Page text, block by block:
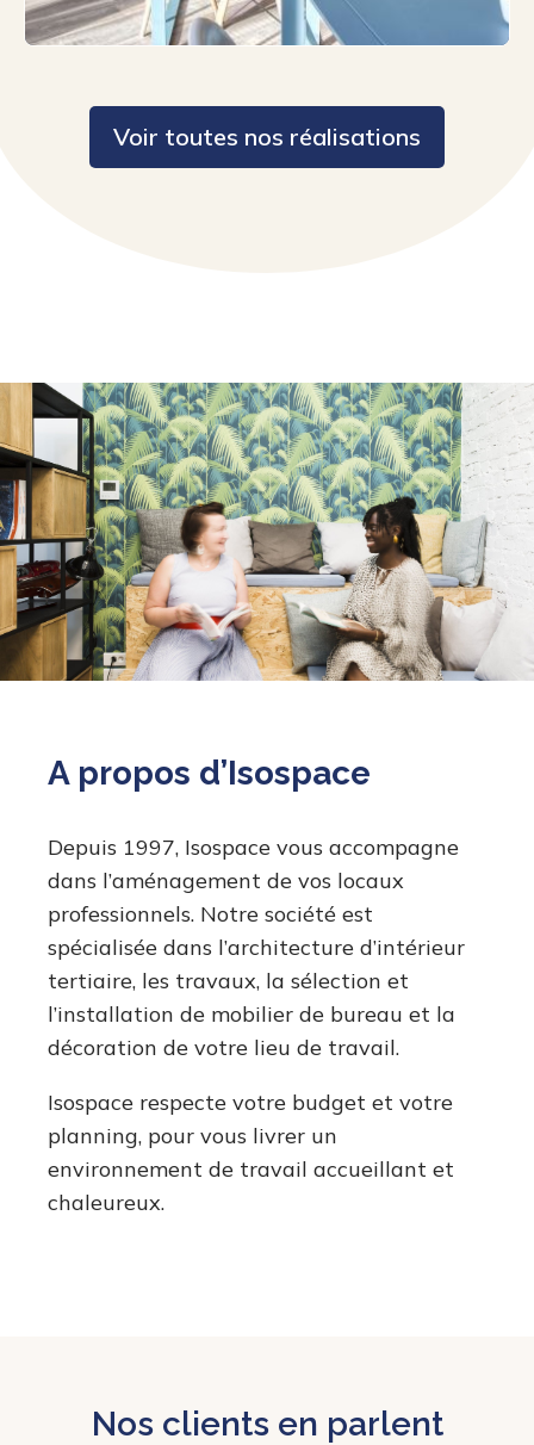
Voir toutes nos réalisations
A propos d’Isospace
Depuis 1997, Isospace vous accompagne
dans l’aménagement de vos locaux
professionnels. Notre société est
spécialisée dans l’architecture d’intérieur
tertiaire, les travaux, la sélection et
l’installation de mobilier de bureau et la
décoration de votre lieu de travail.
Isospace respecte votre budget et votre
planning, pour vous livrer un
environnement de travail accueillant et
chaleureux.
Nos clients en parlent